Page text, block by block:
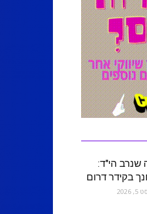
שנרב הי"ד:
בקידר דרום